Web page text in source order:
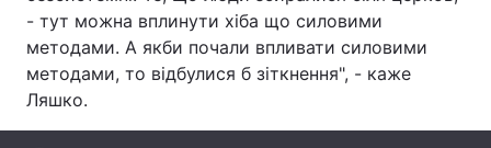
Здоров'я Туризм
Цікавинки
Екологія
- тут можна вплинути хіба що силовими
методами. А якби почали впливати силовими
методами, то відбулися б зіткнення", - каже
Ляшко.